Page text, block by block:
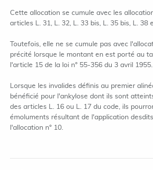
Cette allocation se cumule avec les
articles L. 31, L. 32, L. 33 bis, L. 35 bis, L. 38
Toutefois, elle ne se cumule pas avec
précité lorsque le montant en est porté au
l'article 15 de la loi n° 55-356 du 3 avril 1955.
Lorsque les invalides définis au premier
bénéficié pour l'ankylose dont ils sont
des articles L. 16 ou L. 17 du code, ils
émoluments résultant de l'application
l'allocation n° 10.